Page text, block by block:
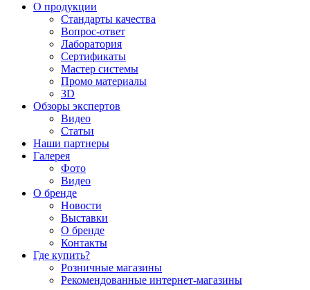
О продукции
Стандарты качества
Вопрос-ответ
Лаборатория
Сертификаты
Мастер системы
Промо материалы
3D
Обзоры экспертов
Видео
Статьи
Наши партнеры
Галерея
Фото
Видео
О бренде
Новости
Выставки
О бренде
Контакты
Где купить?
Розничные магазины
Рекомендованные интернет-магазины